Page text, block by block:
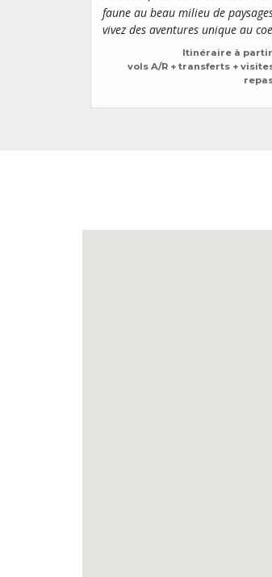
faune au beau milieu de
vivez des aventures unique au
Itinéraire à
vols A/R + transferts +